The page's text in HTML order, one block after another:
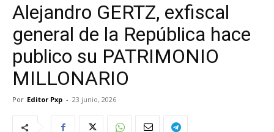
Alejandro GERTZ, exfiscal
general de la República hace
publico su PATRIMONIO
MILLONARIO
Por Editor Pxp - 23 junio, 2026